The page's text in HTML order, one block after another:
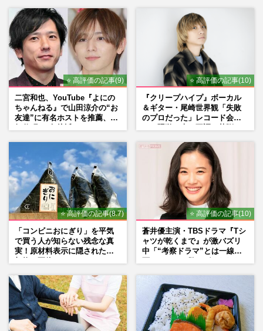
⭐ 高評価の記事(9)
二宮和也、YouTube『よにの
ちゃんねる』で山田涼介の“お
友達”に有名ホストを推薦、歌
⭐ 高評価の記事(10)
『クリープハイプ』ボーカル
＆ギター・尾崎世界観「失敗
のプロだった」レコード会社
⭐ 高評価の記事(8.7)
「コンビニおにぎり」を平気
で買う人が知らない残念な真
実！原材料表示に隠された添
⭐ 高評価の記事(10)
蒼井優主演・TBSドラマ『Tシ
ャツが乾くまで』が激バズリ
中「“考察ドラマ”とは一線を